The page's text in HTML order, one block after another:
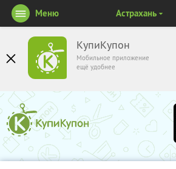
КупиКупон
Мобильное приложение
ещё удобнее
Меню Астрахань